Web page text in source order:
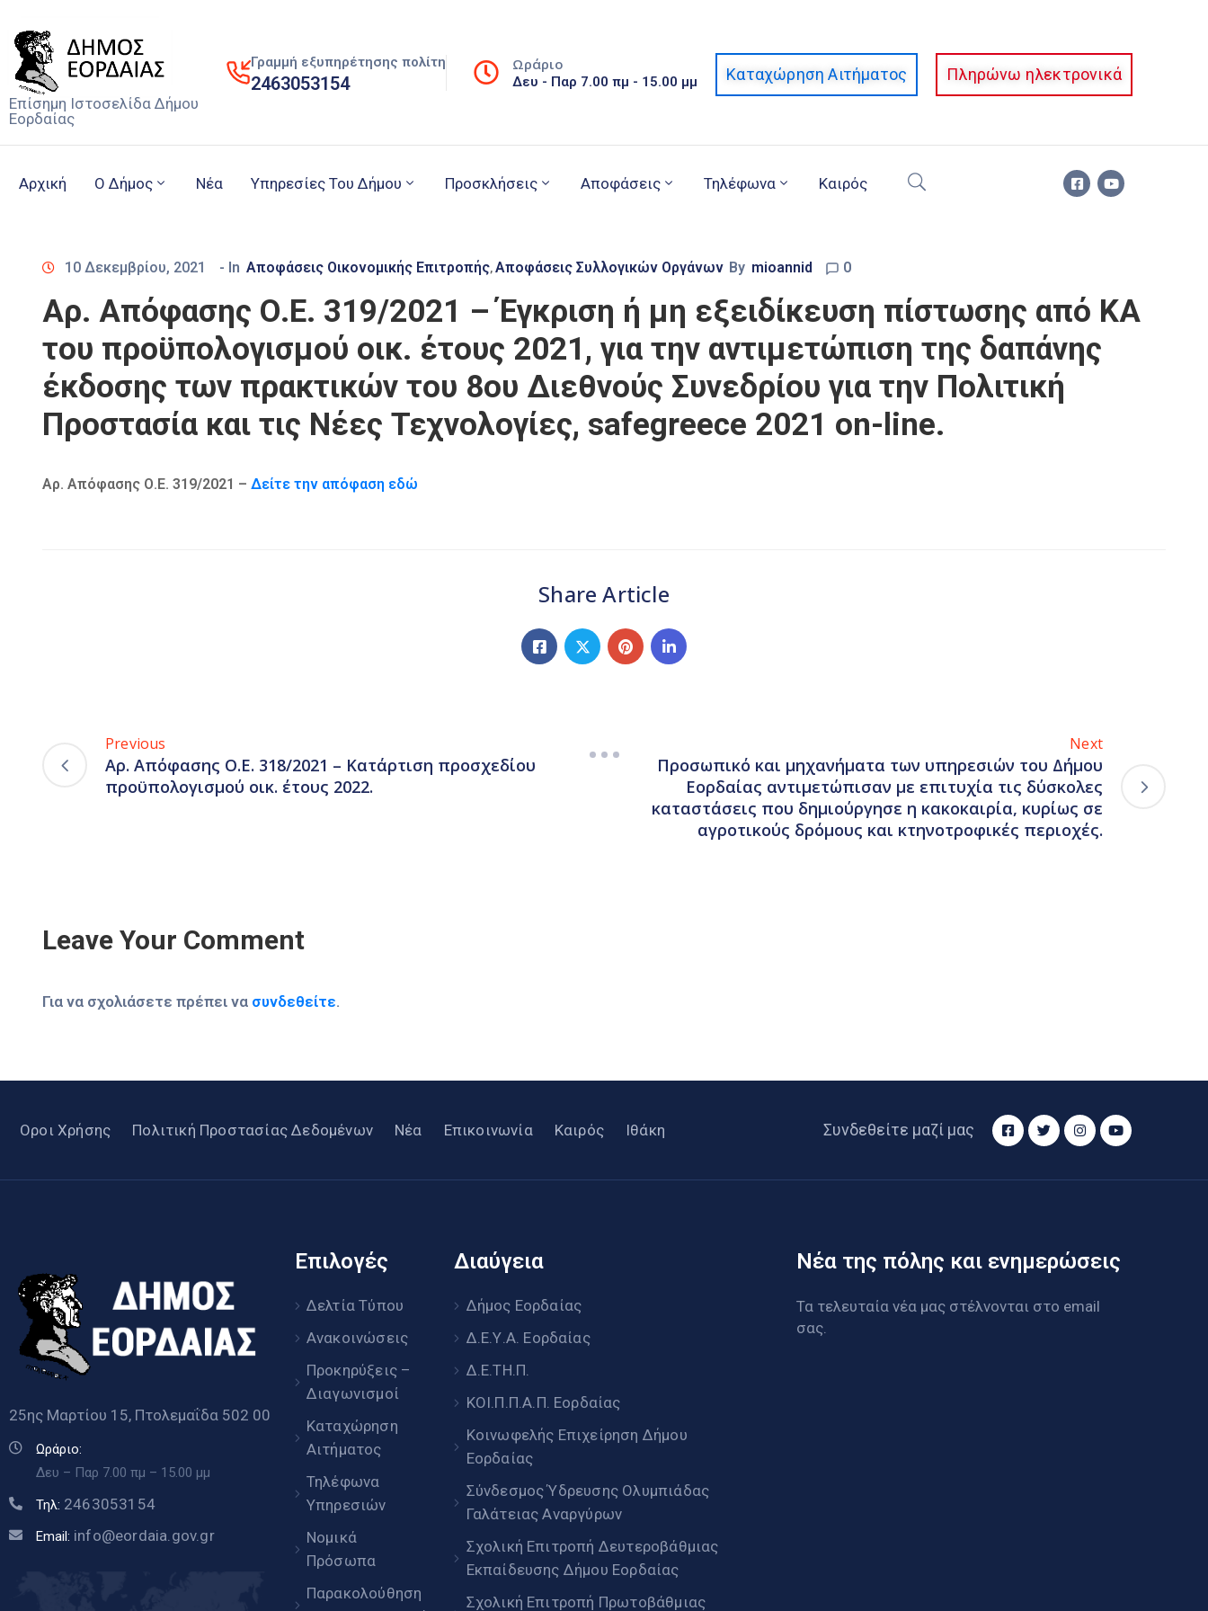
Επίσημη Ιστοσελίδα Δήμου
Εορδαίας
Γραμμή εξυπηρέτησης πολίτη
2463053154
Ωράριο
Δευ - Παρ 7.00 πμ - 15.00 μμ Καταχώρηση Αιτήματος Πληρώνω ηλεκτρονικά
Αρχική Ο Δήμος Νέα Υπηρεσίες Του Δήμου Προσκλήσεις Αποφάσεις Τηλέφωνα Καιρός
10 Δεκεμβρίου, 2021 - In Αποφάσεις Οικονομικής Επιτροπής‚Αποφάσεις Συλλογικών Οργάνων By mioannid 0
Αρ. Απόφασης Ο.Ε. 319/2021 – Έγκριση ή μη εξειδίκευση πίστωσης από ΚΑ
του προϋπολογισμού οικ. έτους 2021, για την αντιμετώπιση της δαπάνης
έκδοσης των πρακτικών του 8ου Διεθνούς Συνεδρίου για την Πολιτική
Προστασία και τις Νέες Τεχνολογίες, safegreece 2021 on-line.
Αρ. Απόφασης Ο.Ε. 319/2021 – Δείτε την απόφαση εδώ
Share Article
Previous
Αρ. Απόφασης Ο.Ε. 318/2021 – Κατάρτιση προσχεδίου
προϋπολογισμού οικ. έτους 2022.
Next
Προσωπικό και μηχανήματα των υπηρεσιών του Δήμου
Εορδαίας αντιμετώπισαν με επιτυχία τις δύσκολες
καταστάσεις που δημιούργησε η κακοκαιρία, κυρίως σε
αγροτικούς δρόμους και κτηνοτροφικές περιοχές.
Leave Your Comment
Για να σχολιάσετε πρέπει να συνδεθείτε.
Οροι Χρήσης Πολιτική Προστασίας Δεδομένων Νέα Επικοινωνία Καιρός Ιθάκη Συνδεθείτε μαζί μας
25ης Μαρτίου 15, Πτολεμαΐδα 502 00
Ωράριο:
Δευ – Παρ 7.00 πμ – 15.00 μμ
Τηλ: 2463053154
Email: info@eordaia.gov.gr
Επιλογές
Δελτία Τύπου
Ανακοινώσεις
Προκηρύξεις –
Διαγωνισμοί
Καταχώρηση
Αιτήματος
Τηλέφωνα
Υπηρεσιών
Νομικά
Πρόσωπα
Παρακολούθηση
Διαύγεια
Δήμος Εορδαίας
Δ.Ε.Υ.Α. Εορδαίας
Δ.Ε.ΤΗ.Π.
ΚΟΙ.Π.Π.Α.Π. Εορδαίας
Κοινωφελής Επιχείρηση Δήμου
Εορδαίας
Σύνδεσμος Ύδρευσης Ολυμπιάδας
Γαλάτειας Αναργύρων
Σχολική Επιτροπή Δευτεροβάθμιας
Εκπαίδευσης Δήμου Εορδαίας
Σχολική Επιτροπή Πρωτοβάθμιας
Νέα της πόλης και ενημερώσεις
Τα τελευταία νέα μας στέλνονται στο email
σας.